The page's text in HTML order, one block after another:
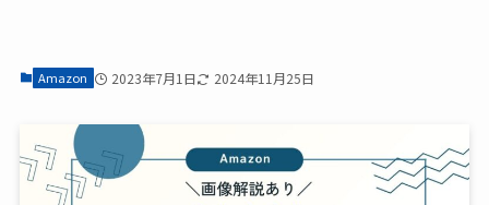
Amazon 2023年7月1日 2024年11月25日